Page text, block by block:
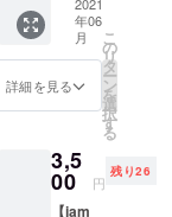
ケット
もこれ
さえあ
スッキ
リ。小
入れて
も場所
を取ら
アフリ
カ布は
見てい
るだけ
で元気
洋服や
雑貨を
制作す
元気な
男の子
のオリ
ジナル
キャラ
をモ
チーフ
布《MTI
SIRUH
A》１個
とって
も
きどき
シュー
ルな
2021
年06
月
詳細を見る
こ
の
リ
タ
ー
ン
を
選
択
す
る
3,5
00 円
残り26
【jam